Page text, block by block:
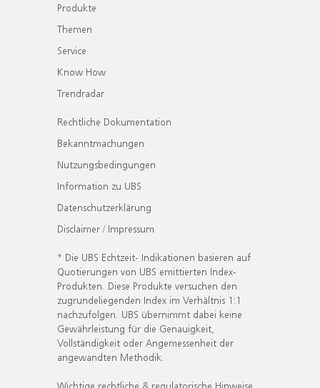
Produkte
Themen
Service
Know How
Trendradar
Rechtliche Dokumentation
Bekanntmachungen
Nutzungsbedingungen
Information zu UBS
Datenschutzerklärung
Disclaimer / Impressum
* Die UBS Echtzeit- Indikationen basieren auf
Quotierungen von UBS emittierten Index-
Produkten. Diese Produkte versuchen den
zugrundeliegenden Index im Verhältnis 1:1
nachzufolgen. UBS übernimmt dabei keine
Gewährleistung für die Genauigkeit,
Vollständigkeit oder Angemessenheit der
angewandten Methodik.